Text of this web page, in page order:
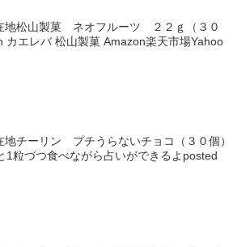
松山製菓 ネオフルーツ ２２ｇ（３０
エレバ 松山製菓 Amazon楽天市場Yahoo
チーリン プチうらないチョコ（３０個）
粒づつ食べながら占いができるよposted